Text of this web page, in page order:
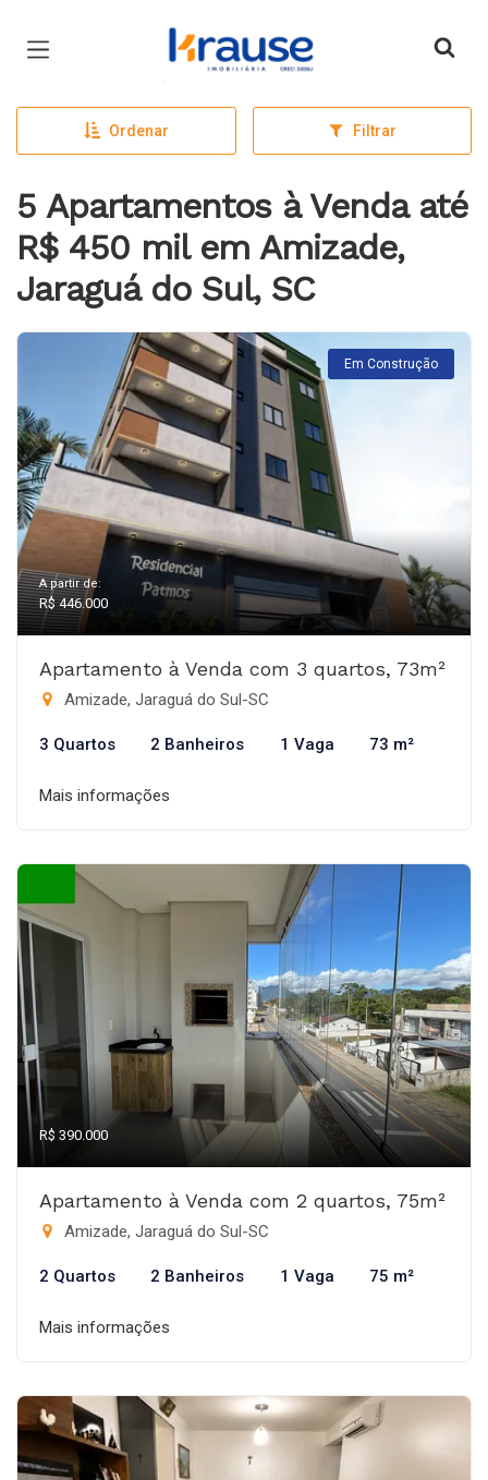
Página inicial
Ordenar Filtrar
5 Apartamentos à Venda até
R$ 450 mil em Amizade,
Jaraguá do Sul, SC
Em Construção
A partir de:
R$ 446.000
Apartamento à Venda com 3 quartos, 73m²
Amizade, Jaraguá do Sul-SC
3 Quartos 2 Banheiros 1 Vaga 73 m²
Mais informações
R$ 390.000
Apartamento à Venda com 2 quartos, 75m²
Amizade, Jaraguá do Sul-SC
2 Quartos 2 Banheiros 1 Vaga 75 m²
Mais informações